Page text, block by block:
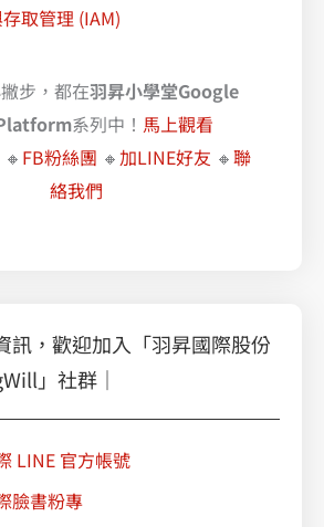
取管理 (IAM)
步，都在羽昇小學堂Google
系列中！ 馬上觀看
FB粉絲團 🔸加LINE好友 🔸聯
絡我們
訊，歡迎加入「羽昇國際股份
」社群｜
LINE 官方帳號
臉書粉專